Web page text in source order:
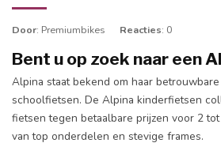
Door: Premiumbikes Reacties: 0
Bent u op zoek naar een
Alpina staat bekend om haar
schoolfietsen. De Alpina kinderfietsen
fietsen tegen betaalbare prijzen voor 2
van top onderdelen en stevige frames.